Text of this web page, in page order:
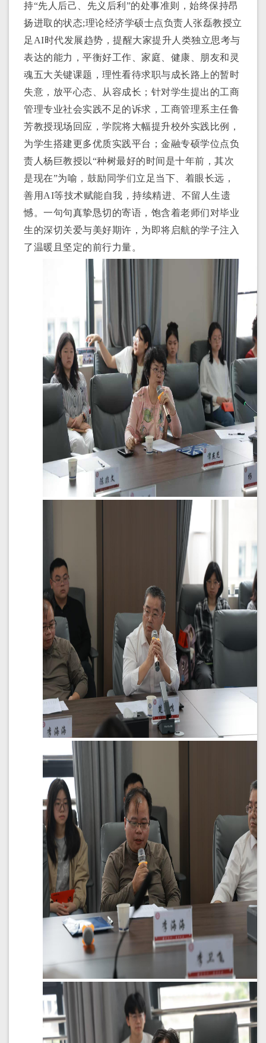
持“先人后己、先义后利 ”的处事准则，始终保持昂
扬进取的状态;理论经济学硕士点负责人 张磊教授立
足 AI时代发展趋势，提醒大家提升人类独立思考与
表达的能力，平衡好工作、家庭、健康、朋友和灵
魂五大关键课题， 理性看待求职与成长路上的暂时
失意 ，放平心态、从容成长；针对学生提出的工商
管理专业社会实践不足的诉求，工商管理系主任鲁
芳教授现场回应，学院将大幅提升校外实践比例，
为学生搭建更多优质实践平台；金融专硕学位点负
责人 杨巨教授 以“种树最好的时间是十年前，其次
是现在”为喻，鼓励同学们立足当下
着眼长远，
善用 AI等技术赋能自我，持续精进、不留人生遗
憾。 一句句真挚恳切的寄语，饱含着老师们对毕业
生的深切关爱与美好期许，为即将启航的学子注入
了温暖且坚定的前行力量。